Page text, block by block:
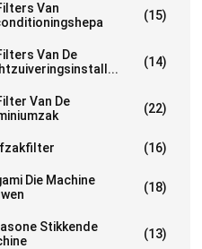
Van
(15)
Van De
(14)
Van De
(22)
(16)
Die Machine
(18)
Stikkende
(13)